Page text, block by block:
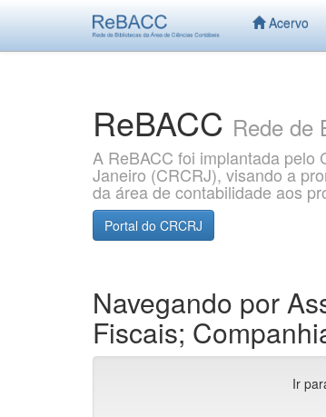
Acervo
ReBACC Rede de
A ReBACC foi implantada pelo
Janeiro (CRCRJ), visando a
da área de contabilidade aos
Portal do CRCRJ
Navegando por
Fiscais;
Ir